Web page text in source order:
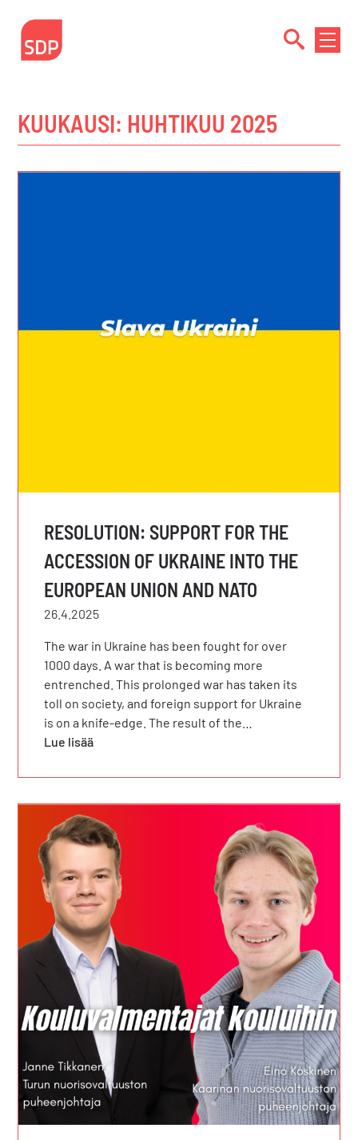
sisältöön
NÄYTÄ
KUUKAUSI: HUHTIKUU 2025
RESOLUTION: SUPPORT FOR THE
ACCESSION OF UKRAINE INTO THE
EUROPEAN UNION AND NATO
26.4.2025
The war in Ukraine has been fought for over
1000 days. A war that is becoming more
entrenched. This prolonged war has taken its
toll on society, and foreign support for Ukraine
is on a knife-edge. The result of the…
Lue lisää